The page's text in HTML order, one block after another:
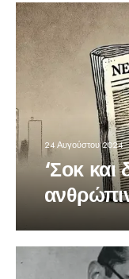
24 Αυγούστου 2024
‘Σοκ και